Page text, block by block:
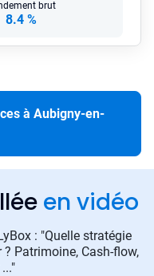
brut
8.4 %
à Aubigny-en-
en vidéo
: "Quelle stratégie
Patrimoine, Cash-flow,